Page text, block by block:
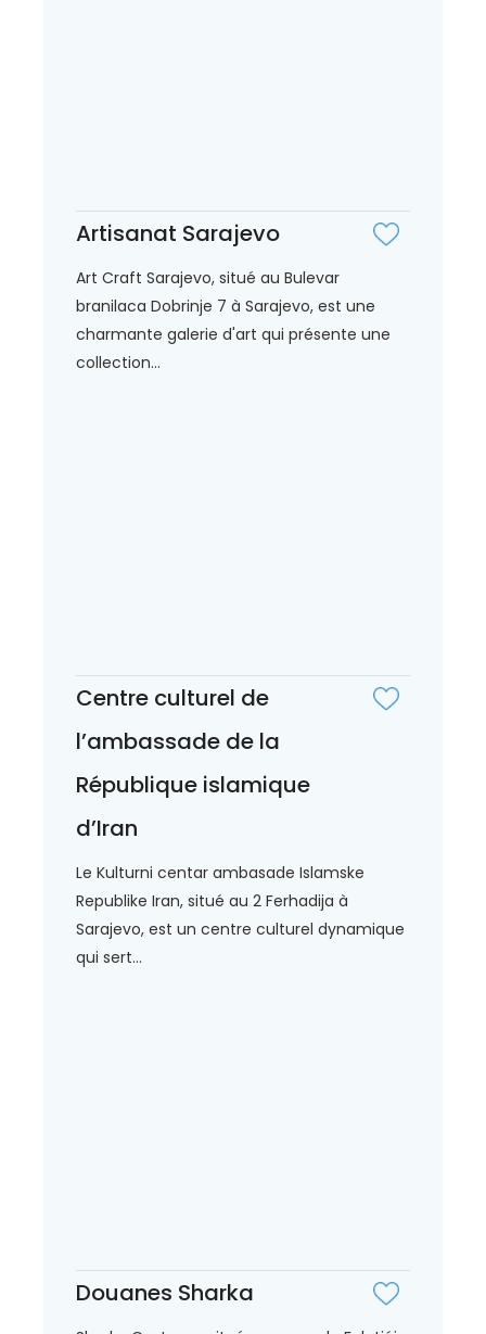
Artisanat Sarajevo
Art Craft Sarajevo, situé au Bulevar
branilaca Dobrinje 7 à Sarajevo, est une
charmante galerie d'art qui présente une
collection...
Centre culturel de
l’ambassade de la
République islamique
d’Iran
Le Kulturni centar ambasade Islamske
Republike Iran, situé au 2 Ferhadija à
Sarajevo, est un centre culturel dynamique
qui sert...
Douanes Sharka